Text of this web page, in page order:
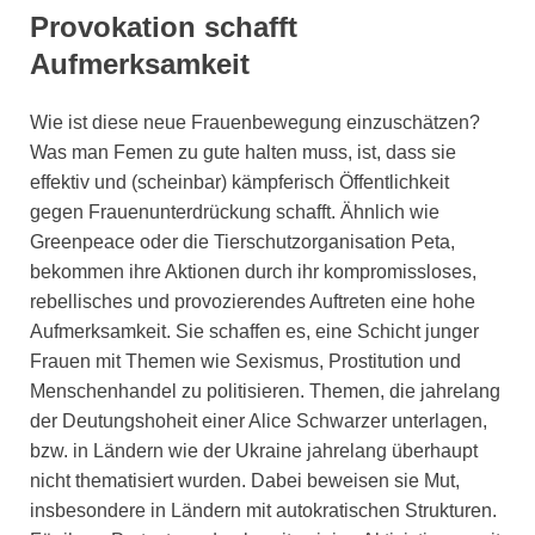
Provokation schafft
Aufmerksamkeit
Wie ist diese neue Frauenbewegung einzuschätzen?
Was man Femen zu gute halten muss, ist, dass sie
effektiv und (scheinbar) kämpferisch Öffentlichkeit
gegen Frauenunterdrückung schafft. Ähnlich wie
Greenpeace oder die Tierschutzorganisation Peta,
bekommen ihre Aktionen durch ihr kompromissloses,
rebellisches und provozierendes Auftreten eine hohe
Aufmerksamkeit. Sie schaffen es, eine Schicht junger
Frauen mit Themen wie Sexismus, Prostitution und
Menschenhandel zu politisieren. Themen, die jahrelang
der Deutungshoheit einer Alice Schwarzer unterlagen,
bzw. in Ländern wie der Ukraine jahrelang überhaupt
nicht thematisiert wurden. Dabei beweisen sie Mut,
insbesondere in Ländern mit autokratischen Strukturen.